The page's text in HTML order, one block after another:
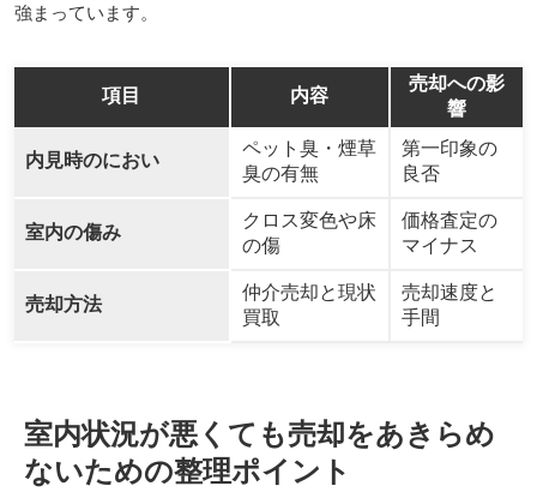
強まっています。
項目 内容
売却への影
響
内見時のにおい
ペット臭・煙草
臭の有無
第一印象の
良否
室内の傷み
クロス変色や床
の傷
価格査定の
マイナス
売却方法
仲介売却と現状
買取
売却速度と
手間
室内状況が悪くても売却をあきらめ
ないための整理ポイント